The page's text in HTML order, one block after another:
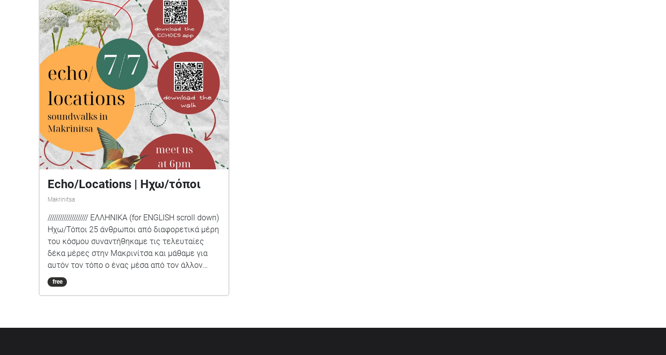
Echo/Locations | Ηχω/τόποι
Makrinitsa
//////////////////// ΕΛΛΗΝΙΚΑ (for ENGLISH scroll down)
Hχω/Τόποι 25 άνθρωποι από διαφορετικά μέρη
του κόσμου συναντήθηκαμε τις τελευταίες
δέκα μέρες στην Μακρινίτσα και μάθαμε για
αυτόν τον τόπο ο ένας μέσα από τον άλλον
(υφαίνοντας σχέσεις, φιλίες και
ανταλλάσσοντας γνώσεις). Ο χρόνος που
free